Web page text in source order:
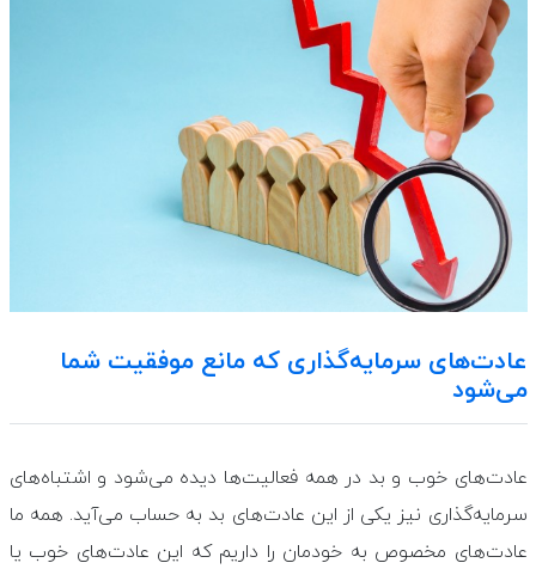
عادت‌های سرمایه‌گذاری که مانع موفقیت شما
می‌شود
عادت‌های خوب و بد در همه فعالیت‌ها دیده می‌شود و اشتباه‌های
سرمایه‌گذاری نیز یکی از این عادت‌های بد به حساب می‌آید. همه ما
عادت‌های مخصوص به خودمان را داریم که این عادت‌های خوب یا